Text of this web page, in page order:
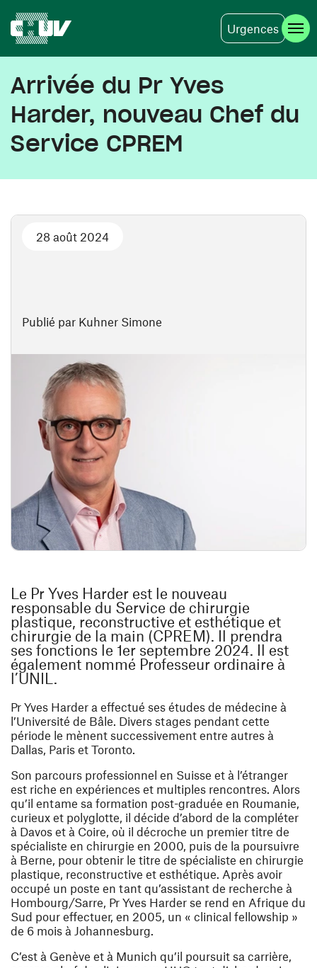
Urgences
Arrivée du Pr Yves
Harder, nouveau Chef du
Service CPREM
Publié par Kuhner Simone
28 août 2024
Le Pr Yves Harder est le nouveau
responsable du Service de chirurgie
plastique, reconstructive et esthétique et
chirurgie de la main (CPREM). Il prendra
ses fonctions le 1er septembre 2024. Il est
également nommé Professeur ordinaire à
l’UNIL.
Pr Yves Harder a effectué ses études de médecine à
l’Université de Bâle. Divers stages pendant cette
période le mènent successivement entre autres à
Dallas, Paris et Toronto.
Son parcours professionnel en Suisse et à l’étranger
est riche en expériences et multiples rencontres. Alors
qu’il entame sa formation post-graduée en Roumanie,
curieux et polyglotte, il décide d’abord de la compléter
à Davos et à Coire, où il décroche un premier titre de
spécialiste en chirurgie en 2000, puis de la poursuivre
à Berne, pour obtenir le titre de spécialiste en chirurgie
plastique, reconstructive et esthétique. Après avoir
occupé un poste en tant qu’assistant de recherche à
Hombourg/Sarre, Pr Yves Harder se rend en Afrique du
Sud pour effectuer, en 2005, un « clinical fellowship »
de 6 mois à Johannesburg.
C’est à Genève et à Munich qu’il poursuit sa carrière,